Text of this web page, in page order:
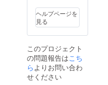
決めて
お届け
いたし
ます。
ヘルプページを
見る
このプロジェクト
の問題報告はこち
ら よりお問い合わ
せください